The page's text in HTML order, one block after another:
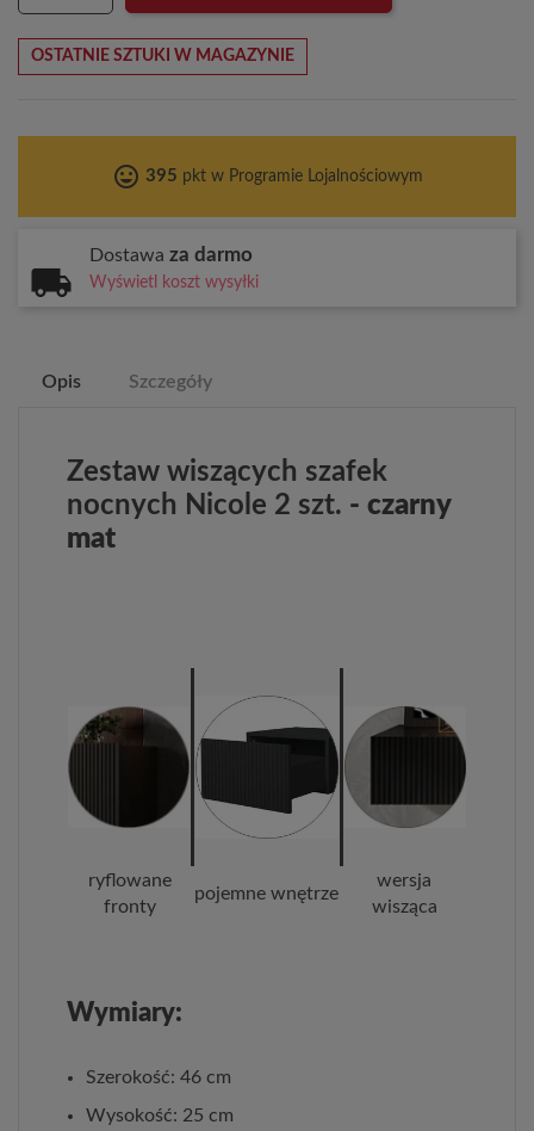
OSTATNIE SZTUKI W MAGAZYNIE
tag_faces 395 pkt w Programie Lojalnościowym
Dostawa za darmo
Wyświetl koszt wysyłki
Opis Szczegóły
Zestaw wiszących szafek
nocnych Nicole 2 szt. - czarny
mat
ryflowane
fronty
pojemne wnętrze
wersja
wisząca
Wymiary:
Szerokość: 46 cm
Wysokość: 25 cm